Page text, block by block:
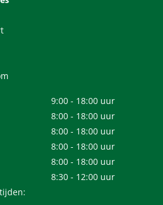
9:00 - 18:00 uur
8:00 - 18:00 uur
8:00 - 18:00 uur
8:00 - 18:00 uur
8:00 - 18:00 uur
8:30 - 12:00 uur